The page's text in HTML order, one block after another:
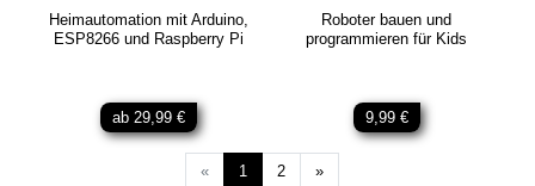
Heimautomation mit Arduino,
ESP8266 und Raspberry Pi
ab 29,99 €
Roboter bauen und
programmieren für Kids
9,99 €
« 1 2 »Weiter